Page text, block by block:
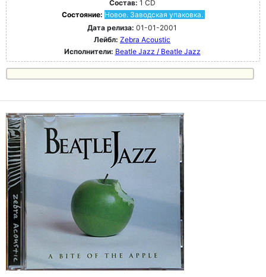
Состав: 1 CD
Состояние: Новое. Заводская упаковка.
Дата релиза: 01-01-2001
Лейбл: Zebra Acoustic
Исполнители: Beatle Jazz / Beatle Jazz